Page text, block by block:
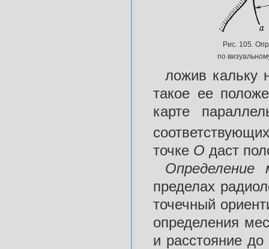
Рис. 105.
по
ложив кальку
такое ее
карте
точке О даст
Определение
пределах
точечный
определения
и расстояние